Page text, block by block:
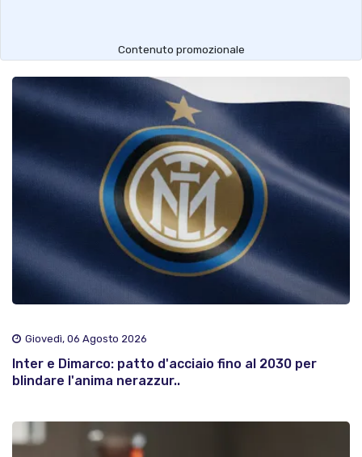
Contenuto promozionale
Giovedì, 06 Agosto 2026
Inter e Dimarco: patto d'acciaio fino al 2030 per
blindare l'anima nerazzur..